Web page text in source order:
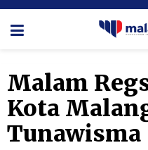
Malam
Kota
Tunawisma